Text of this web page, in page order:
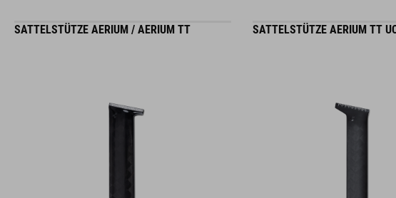
SATTELSTÜTZE AERIUM / AERIUM TT SATTELSTÜTZE AERIUM TT